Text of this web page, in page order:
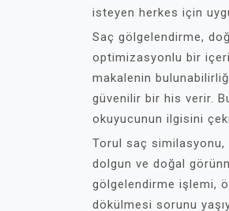
isteyen herkes için
Saç gölgelendirme,
optimizasyonlu bir
makalenin
güvenilir bir his verir.
okuyucunun ilgisini
Torul saç similasyonu,
dolgun ve doğal
gölgelendirme işlemi,
dökülmesi sorunu